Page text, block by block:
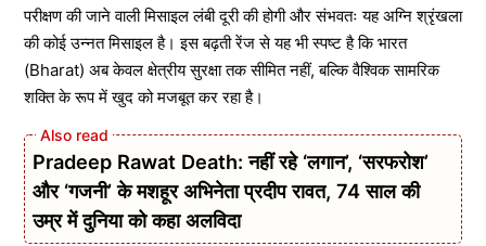
परीक्षण की जाने वाली मिसाइल लंबी दूरी की होगी और संभवतः यह अग्नि श्रृंखला
की कोई उन्नत मिसाइल है। इस बढ़ती रेंज से यह भी स्पष्ट है कि भारत
(Bharat) अब केवल क्षेत्रीय सुरक्षा तक सीमित नहीं, बल्कि वैश्विक सामरिक
शक्ति के रूप में खुद को मजबूत कर रहा है।
Pradeep Rawat Death: नहीं रहे ‘लगान’, ‘सरफरोश’
और ‘गजनी’ के मशहूर अभिनेता प्रदीप रावत, 74 साल की
उम्र में दुनिया को कहा अलविदा